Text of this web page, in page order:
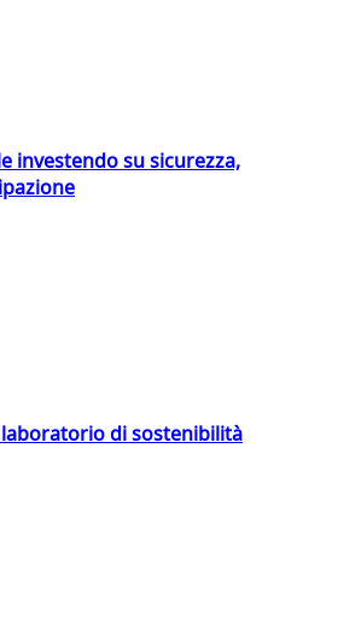
investendo su sicurezza,
laboratorio di sostenibilità